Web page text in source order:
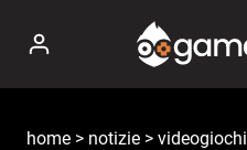
contenuto
home > notizie > videogiochi